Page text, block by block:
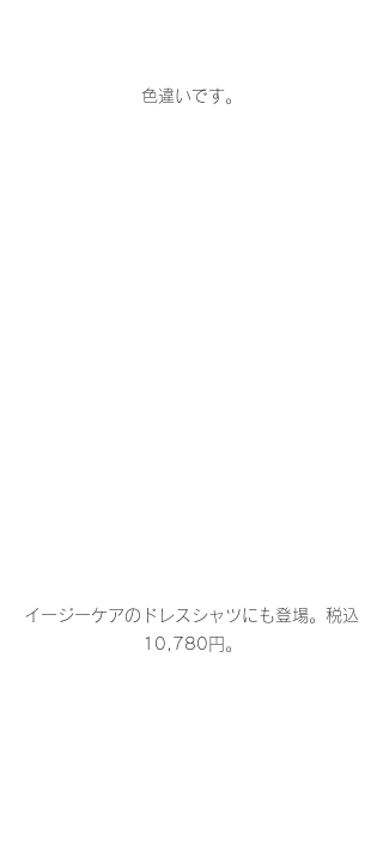
色違いです。
イージーケアのドレスシャツにも登場。税込
10,780円。